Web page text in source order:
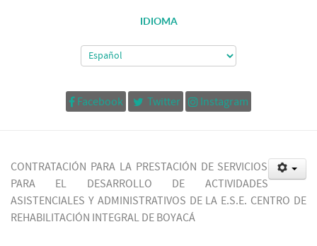
IDIOMA
Facebook Twitter Instagram
CONTRATACIÓN PARA LA PRESTACIÓN DE SERVICIOS
PARA EL DESARROLLO DE ACTIVIDADES
ASISTENCIALES Y ADMINISTRATIVOS DE LA E.S.E. CENTRO DE
REHABILITACIÓN INTEGRAL DE BOYACÁ